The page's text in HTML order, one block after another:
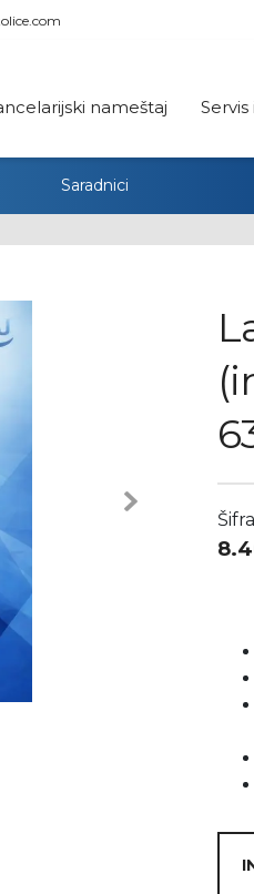
nameštaj
Saradnici
Next